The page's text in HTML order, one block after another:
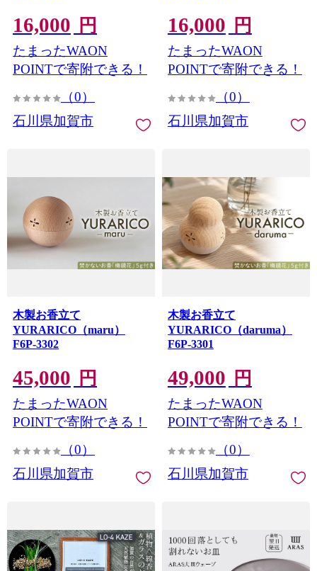
16,000 円
たまったWAON
POINTで寄附できる！
（0）
石川県加賀市
16,000 円
たまったWAON
POINTで寄附できる！
（0）
石川県加賀市
木製お香立て
YURARICO（maru）
F6P-3302
45,000 円
たまったWAON
POINTで寄附できる！
（0）
石川県加賀市
木製お香立て
YURARICO（daruma）
F6P-3301
49,000 円
たまったWAON
POINTで寄附できる！
（0）
石川県加賀市